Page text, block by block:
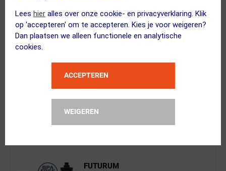
Lees hier alles over onze cookie- en privacyverklaring. Klik
op 'accepteren' om te accepteren. Kies je voor weigeren?
Dan plaatsen we alleen functionele en analytische
cookies.
ACCEPTEREN
WEIGEREN
MiniSafe Kabel Fietsslot BBL-52 Zwa...
FUTURUM